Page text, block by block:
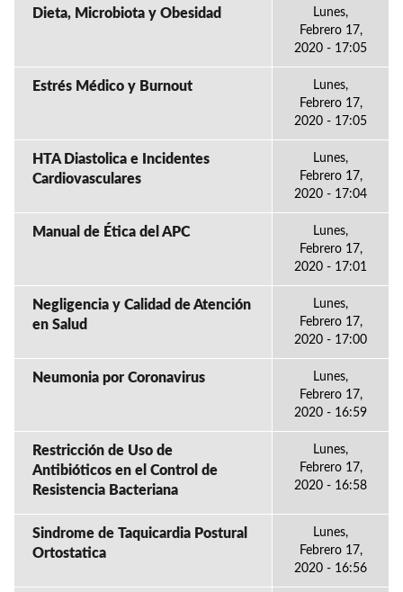
Dieta, Microbiota y Obesidad
Lunes,
Febrero 17,
2020 - 17:05
Estrés Médico y Burnout
Lunes,
Febrero 17,
2020 - 17:05
HTA Diastolica e Incidentes
Cardiovasculares
Lunes,
Febrero 17,
2020 - 17:04
Manual de Ética del APC
Lunes,
Febrero 17,
2020 - 17:01
Negligencia y Calidad de Atención
en Salud
Lunes,
Febrero 17,
2020 - 17:00
Neumonia por Coronavirus
Lunes,
Febrero 17,
2020 - 16:59
Restricción de Uso de
Antibióticos en el Control de
Resistencia Bacteriana
Lunes,
Febrero 17,
2020 - 16:58
Sindrome de Taquicardia Postural
Ortostatica
Lunes,
Febrero 17,
2020 - 16:56